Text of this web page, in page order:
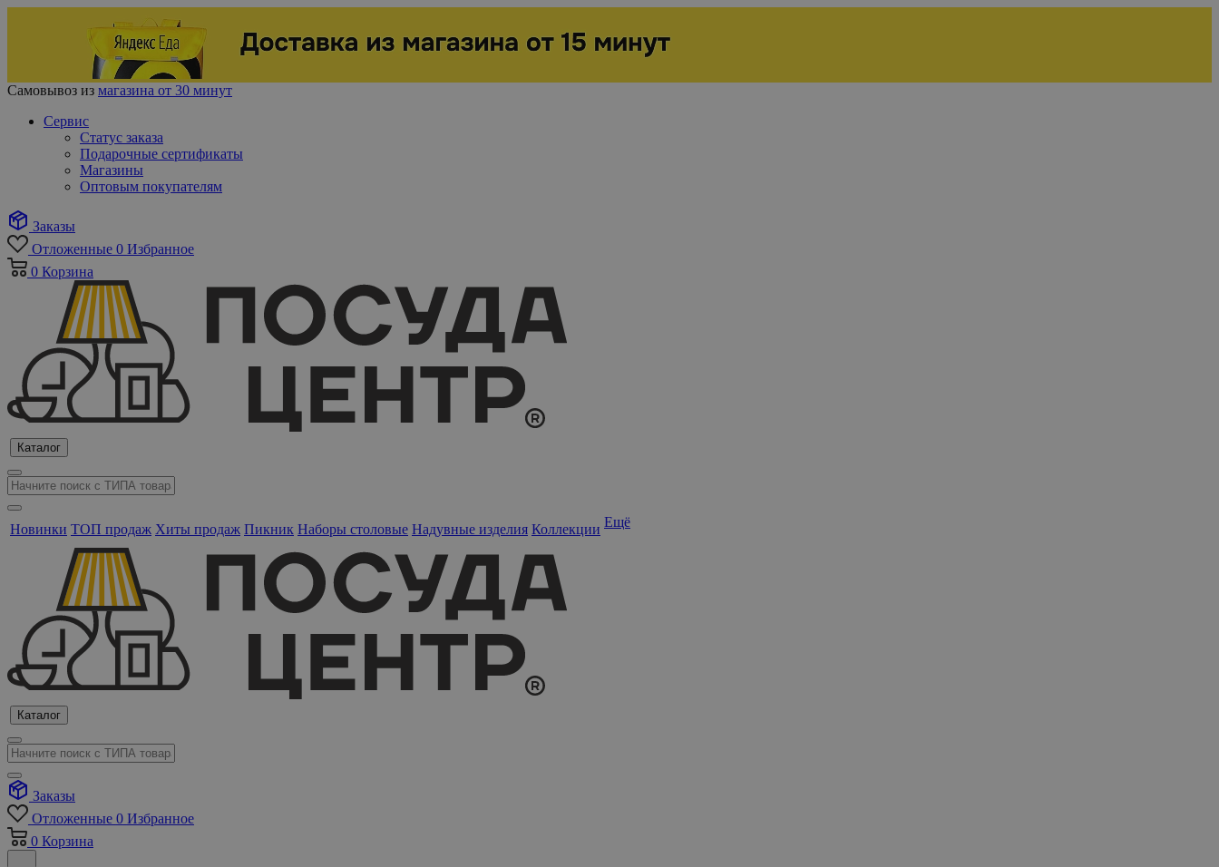
Самовывоз из магазина от 30 минут
Сервис
Статус заказа
Подарочные сертификаты
Магазины
Оптовым покупателям
Заказы
Отложенные 0 Избранное
0 Корзина
Каталог
Новинки ТОП продаж Хиты продаж Пикник Наборы столовые Надувные изделия Коллекции Ещё
Каталог
Заказы
Отложенные 0 Избранное
0 Корзина